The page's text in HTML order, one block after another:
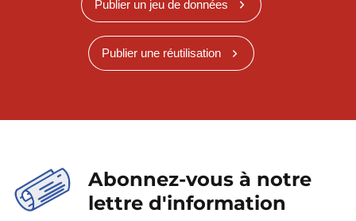
Publier un jeu de données
Publier une réutilisation
Abonnez-vous à notre
lettre d'information